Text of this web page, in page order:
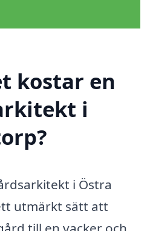
kostar en
i
i Östra
utmärkt sätt att